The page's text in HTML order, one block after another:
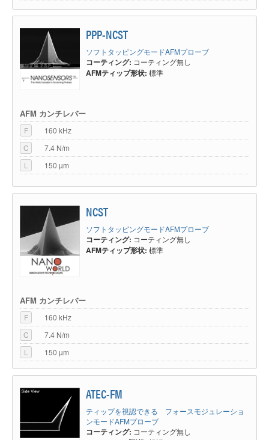
PPP-NCST
ソフトタッピングモードAFMプローブ
コーティング: コーティング無し
AFMティップ形状: 標準
AFM カンチレバー
F
160 kHz
C
7.4 N/m
L
150 µm
NCST
ソフトタッピングモードAFMプローブ
コーティング: コーティング無し
AFMティップ形状: 標準
AFM カンチレバー
F
160 kHz
C
7.4 N/m
L
150 µm
ATEC-FM
ティップを視認できる フォースモジュレーショ
ンモードAFMプローブ
コーティング: コーティング無し